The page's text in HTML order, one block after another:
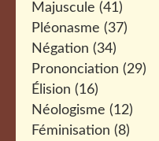
Majuscule (41)
Pléonasme (37)
Négation (34)
Prononciation (29)
Élision (16)
Néologisme (12)
Féminisation (8)